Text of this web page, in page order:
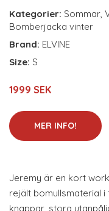
Kategorier: Sommar,
Bomberjacka vinter
Brand: ELVINE
Size: S
1999 SEK
MER INFO!
Jeremy är en kort
rejält bomullsmaterial
knappar, stora